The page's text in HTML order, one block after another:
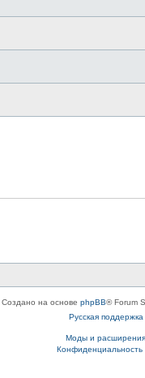
Создано на основе phpBB® Forum
Русская
Моды и
Конфиденциальность